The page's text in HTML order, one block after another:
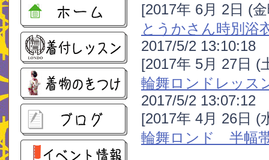
[2017年 6月 2日 (
とうかさん時別浴
2017/5/2 13:10:18
[2017年 5月 27日 (
輪舞ロンドレッス
2017/5/2 13:07:12
[2017年 4月 26日 (
輪舞ロンド 半幅